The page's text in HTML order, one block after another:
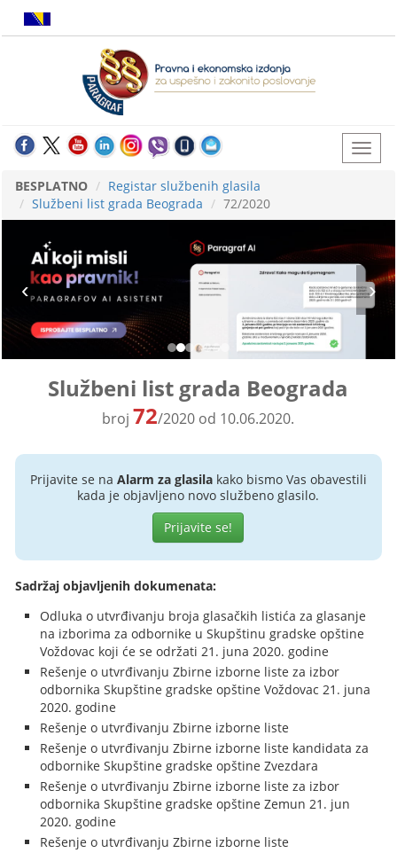
BESPLATNO
Registar službenih glasila
Službeni list grada Beograda
72/2020
Službeni list grada Beograda
broj 72/2020 od 10.06.2020.
Prijavite se na Alarm za glasilakako bismo Vas obavestili
kada je objavljeno novo službeno glasilo.
Prijavite se!
Sadržaj objavljenih dokumenata:
Odluka o utvrđivanju broja glasačkih listića za glasanje
na izborima za odbornike u Skupštinu gradske opštine
Voždovac koji će se održati 21. juna 2020. godine
Rešenje o utvrđivanju Zbirne izborne liste za izbor
odbornika Skupštine gradske opštine Voždovac 21. juna
2020. godine
Rešenje o utvrđivanju Zbirne izborne liste
Rešenje o utvrđivanju Zbirne izborne liste kandidata za
odbornike Skupštine gradske opštine Zvezdara
Rešenje o utvrđivanju Zbirne izborne liste za izbor
odbornika Skupštine gradske opštine Zemun 21. jun
2020. godine
Rešenje o utvrđivanju Zbirne izborne liste